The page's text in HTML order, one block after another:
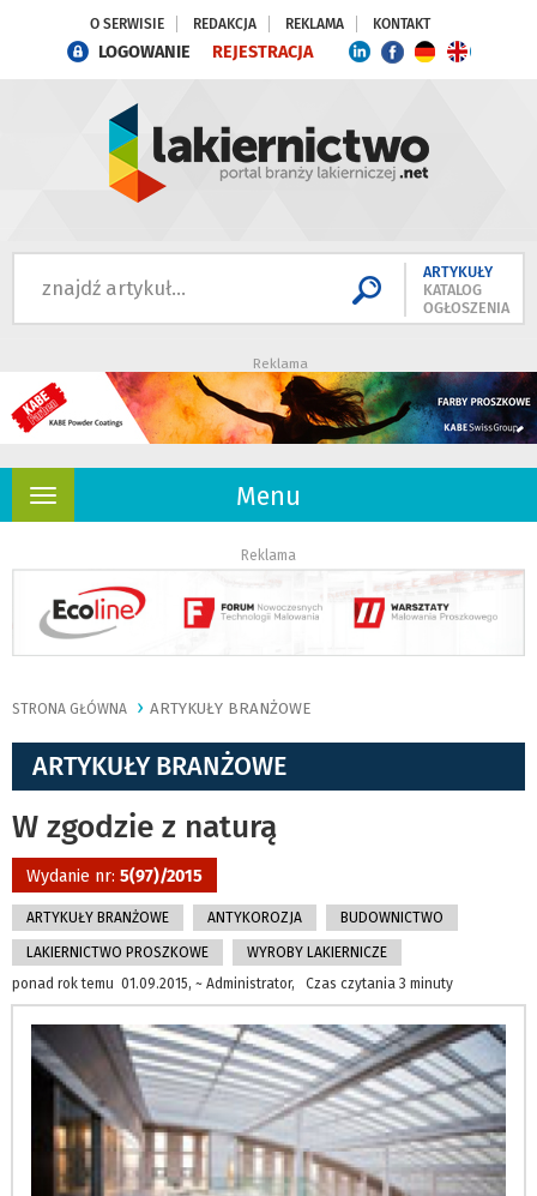
O SERWISIE REDAKCJA REKLAMA KONTAKT
LOGOWANIE REJESTRACJA
ARTYKUŁY
KATALOG
OGŁOSZENIA
Reklama
Menu
Rozwiń
Reklama
STRONA GŁÓWNA ARTYKUŁY BRANŻOWE
ARTYKUŁY BRANŻOWE
W zgodzie z naturą
Wydanie nr: 5(97)/2015
ARTYKUŁY BRANŻOWE ANTYKOROZJA BUDOWNICTWO
LAKIERNICTWO PROSZKOWE
WYROBY LAKIERNICZE
ponad rok temu 01.09.2015, ~ Administrator, Czas czytania 3 minuty